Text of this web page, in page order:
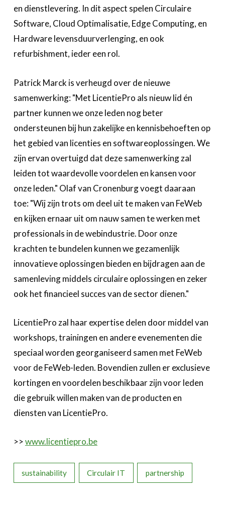
en dienstlevering. In dit aspect spelen Circulaire
Software, Cloud Optimalisatie, Edge Computing, en
Hardware levensduurverlenging, en ook
refurbishment, ieder een rol.
Patrick Marck is verheugd over de nieuwe
samenwerking: "Met LicentiePro als nieuw lid én
partner kunnen we onze leden nog beter
ondersteunen bij hun zakelijke en kennisbehoeften op
het gebied van licenties en softwareoplossingen. We
zijn ervan overtuigd dat deze samenwerking zal
leiden tot waardevolle voordelen en kansen voor
onze leden." Olaf van Cronenburg voegt daaraan
toe: "Wij zijn trots om deel uit te maken van FeWeb
en kijken ernaar uit om nauw samen te werken met
professionals in de webindustrie. Door onze
krachten te bundelen kunnen we gezamenlijk
innovatieve oplossingen bieden en bijdragen aan de
samenleving middels circulaire oplossingen en zeker
ook het financieel succes van de sector dienen."
LicentiePro zal haar expertise delen door middel van
workshops, trainingen en andere evenementen die
speciaal worden georganiseerd samen met FeWeb
voor de FeWeb-leden. Bovendien zullen er exclusieve
kortingen en voordelen beschikbaar zijn voor leden
die gebruik willen maken van de producten en
diensten van LicentiePro.
>>www.licentiepro.be
sustainability Circulair IT partnership